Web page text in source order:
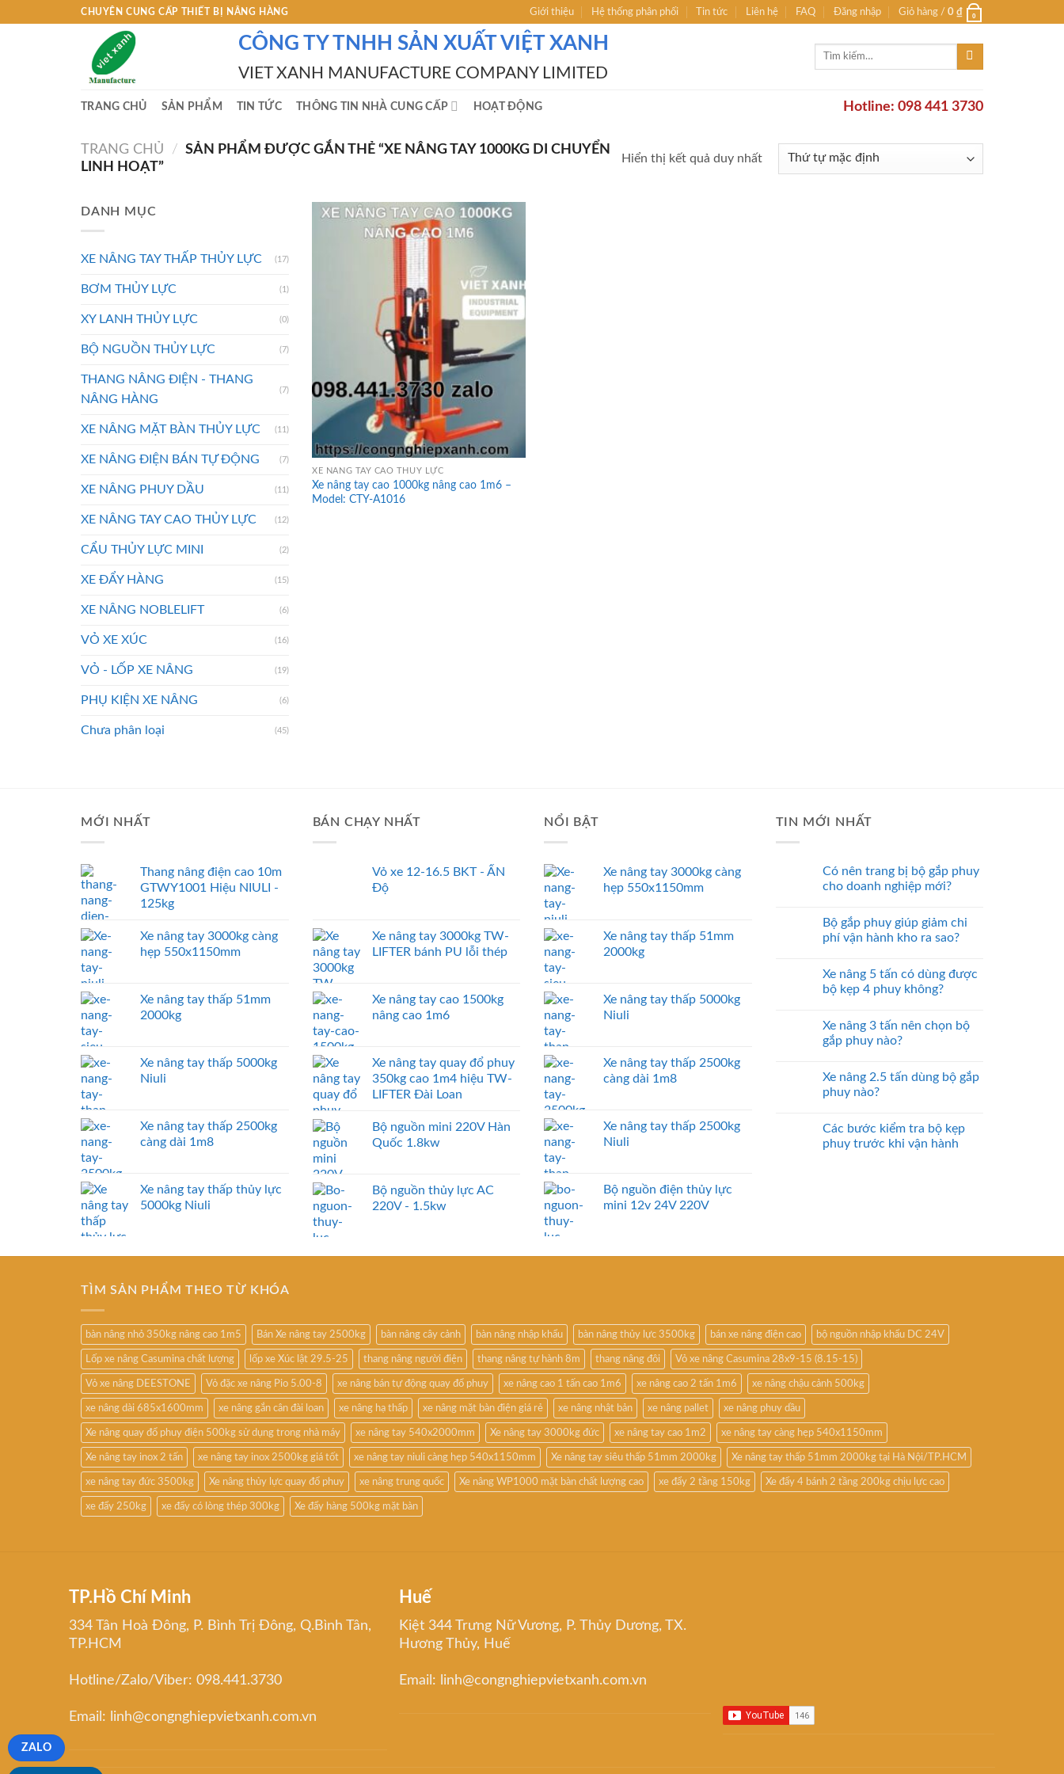
CHUYÊN CUNG CẤP THIẾT BỊ NÂNG HÀNG Giới thiệu Hệ thống phân phối Tin tức Liên hệ FAQ Đăng nhập Giỏ hàng / 0 ₫ 0
CÔNG TY TNHH SẢN XUẤT VIỆT XANH
VIET XANH MANUFACTURE COMPANY LIMITED
Tìm
TRANG CHỦ SẢN PHẨM TIN TỨC THÔNG TIN NHÀ CUNG CẤP HOẠT ĐỘNG Hotline: 098 441 3730
TRANG CHỦ / SẢN PHẨM ĐƯỢC GẮN THẺ “XE NÂNG TAY 1000KG DI CHUYỂN
LINH HOẠT”
Hiển thị kết quả duy nhất
DANH MỤC
XE NÂNG TAY THẤP THỦY LỰC (17)
BƠM THỦY LỰC (1)
XY LANH THỦY LỰC (0)
BỘ NGUỒN THỦY LỰC (7)
THANG NÂNG ĐIỆN - THANG
NÂNG HÀNG
(7)
XE NÂNG MẶT BÀN THỦY LỰC (11)
XE NÂNG ĐIỆN BÁN TỰ ĐỘNG (7)
XE NÂNG PHUY DẦU (11)
XE NÂNG TAY CAO THỦY LỰC (12)
CẨU THỦY LỰC MINI (2)
XE ĐẨY HÀNG (15)
XE NÂNG NOBLELIFT (6)
VỎ XE XÚC (16)
VỎ - LỐP XE NÂNG (19)
PHỤ KIỆN XE NÂNG (6)
Chưa phân loại (45)
XE NÂNG TAY CAO THỦY LỰC
Xe nâng tay cao 1000kg nâng cao 1m6 –
Model: CTY-A1016
MỚI NHẤT
Thang nâng điện cao 10m
GTWY1001 Hiệu NIULI -
125kg
Xe nâng tay 3000kg càng
hẹp 550x1150mm
Xe nâng tay thấp 51mm
2000kg
Xe nâng tay thấp 5000kg
Niuli
Xe nâng tay thấp 2500kg
càng dài 1m8
Xe nâng tay thấp thủy lực
5000kg Niuli
BÁN CHẠY NHẤT
Vỏ xe 12-16.5 BKT - ẤN
Độ
Xe nâng tay 3000kg TW-
LIFTER bánh PU lỗi thép
Xe nâng tay cao 1500kg
nâng cao 1m6
Xe nâng tay quay đổ phuy
350kg cao 1m4 hiệu TW-
LIFTER Đài Loan
Bộ nguồn mini 220V Hàn
Quốc 1.8kw
Bộ nguồn thủy lực AC
220V - 1.5kw
NỔI BẬT
Xe nâng tay 3000kg càng
hẹp 550x1150mm
Xe nâng tay thấp 51mm
2000kg
Xe nâng tay thấp 5000kg
Niuli
Xe nâng tay thấp 2500kg
càng dài 1m8
Xe nâng tay thấp 2500kg
Niuli
Bộ nguồn điện thủy lực
mini 12v 24V 220V
TIN MỚI NHẤT
Có nên trang bị bộ gắp phuy
cho doanh nghiệp mới?
Bộ gắp phuy giúp giảm chi
phí vận hành kho ra sao?
Xe nâng 5 tấn có dùng được
bộ kẹp 4 phuy không?
Xe nâng 3 tấn nên chọn bộ
gắp phuy nào?
Xe nâng 2.5 tấn dùng bộ gắp
phuy nào?
Các bước kiểm tra bộ kẹp
phuy trước khi vận hành
TÌM SẢN PHẨM THEO TỪ KHÓA
bàn nâng nhỏ 350kg nâng cao 1m5 Bán Xe nâng tay 2500kg bàn nâng cây cảnh bàn nâng nhập khẩu bàn nâng thủy lực 3500kg bán xe nâng điện cao bộ nguồn nhập khẩu DC 24V
Lốp xe nâng Casumina chất lượng lốp xe Xúc lật 29.5-25 thang nâng người điện thang nâng tự hành 8m thang nâng đôi Vỏ xe nâng Casumina 28x9-15 (8.15-15)
Vỏ xe nâng DEESTONE Vỏ đặc xe nâng Pio 5.00-8 xe nâng bán tự động quay đổ phuy xe nâng cao 1 tấn cao 1m6 xe nâng cao 2 tấn 1m6 xe nâng chậu cảnh 500kg
xe nâng dài 685x1600mm xe nâng gắn cân đài loan xe nâng hạ thấp xe nâng mặt bàn điện giá rẻ xe nâng nhật bản xe nâng pallet xe nâng phuy dầu
Xe nâng quay đổ phuy điện 500kg sử dụng trong nhà máy xe nâng tay 540x2000mm Xe nâng tay 3000kg đức xe nâng tay cao 1m2 xe nâng tay càng hẹp 540x1150mm
Xe nâng tay inox 2 tấn xe nâng tay inox 2500kg giá tốt xe nâng tay niuli càng hẹp 540x1150mm Xe nâng tay siêu thấp 51mm 2000kg Xe nâng tay thấp 51mm 2000kg tại Hà Nội/TP.HCM
xe nâng tay đức 3500kg Xe nâng thủy lực quay đổ phuy xe nâng trung quốc Xe nâng WP1000 mặt bàn chất lượng cao xe đẩy 2 tầng 150kg Xe đẩy 4 bánh 2 tầng 200kg chịu lực cao
xe đẩy 250kg xe đẩy có lòng thép 300kg Xe đẩy hàng 500kg mặt bàn
TP.Hồ Chí Minh
334 Tân Hoà Đông, P. Bình Trị Đông, Q.Bình Tân,
TP.HCM
Hotline/Zalo/Viber: 098.441.3730
Email: linh@congnghiepvietxanh.com.vn
Huế
Kiệt 344 Trưng Nữ Vương, P. Thủy Dương, TX.
Hương Thủy, Huế
Email: linh@congnghiepvietxanh.com.vn
ZALO